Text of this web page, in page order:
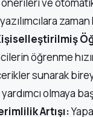
zaman
öğrenme
sunarak
olmaya
Artışı: